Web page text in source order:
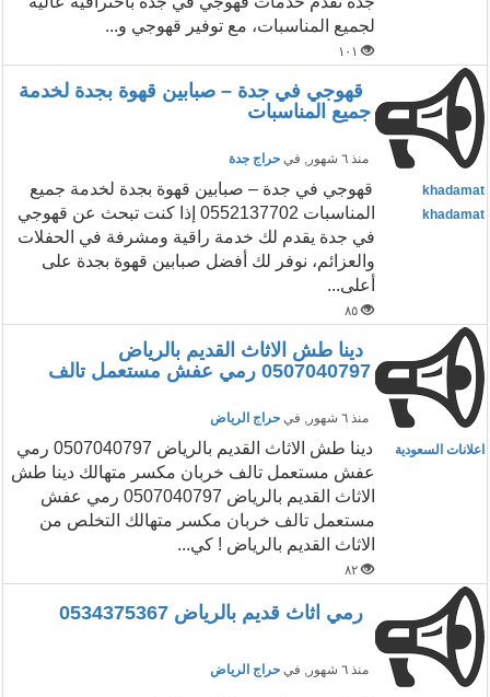
لجميع المناسبات، مع توفير قهوجي و...
١٠١
قهوجي في جدة – صبابين قهوة بجدة لخدمة
جميع المناسبات
منذ ٦ شهور , في حراج جدة
khadamat
khadamat
قهوجي في جدة – صبابين قهوة بجدة لخدمة جميع
المناسبات 0552137702 إذا كنت تبحث عن قهوجي
في جدة يقدم لك خدمة راقية ومشرفة في الحفلات
والعزائم، نوفر لك أفضل صبابين قهوة بجدة على
أعلى...
٨٥
دينا طش الاثاث القديم بالرياض
0507040797 رمي عفش مستعمل تالف
منذ ٦ شهور , في حراج الرياض
اعلانات السعودية
دينا طش الاثاث القديم بالرياض 0507040797 رمي
عفش مستعمل تالف خربان مكسر متهالك دينا طش
الاثاث القديم بالرياض 0507040797 رمي عفش
مستعمل تالف خربان مكسر متهالك التخلص من
الاثاث القديم بالرياض ! كي...
٨٢
رمي اثاث قديم بالرياض 0534375367
منذ ٦ شهور , في حراج الرياض